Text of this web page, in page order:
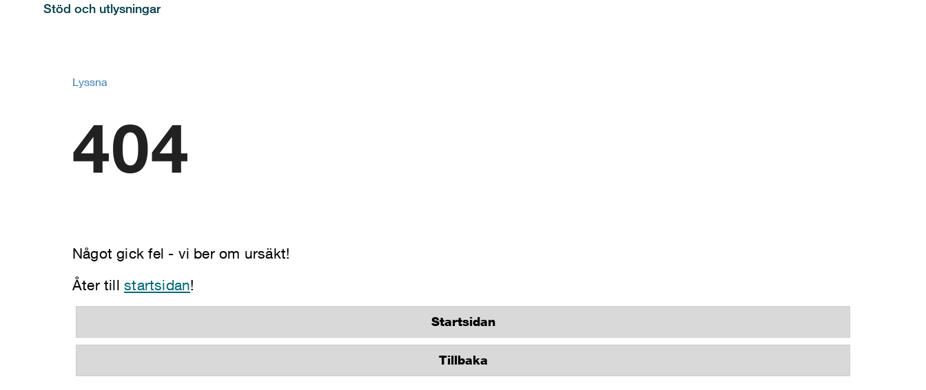
Stöd och utlysningar
Lyssna
404
Något gick fel - vi ber om ursäkt!
Åter tillstartsidan!
Startsidan
Tillbaka